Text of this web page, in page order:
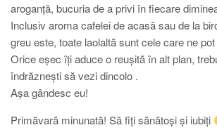
aroganţă, bucuria de a privi în fiecare
Inclusiv aroma cafelei de acasă sau de la
greu este, toate laolaltă sunt cele care ne
Orice eşec îţi aduce o reuşită în alt plan,
îndrăzneşti să vezi dincolo .
Aşa gândesc eu!
Primăvară minunată! Să fiţi sănătoşi şi iubiţi